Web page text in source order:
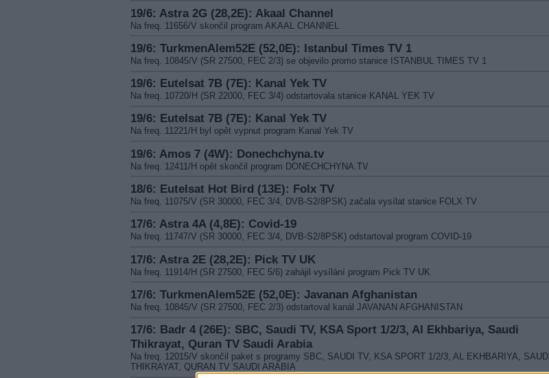
19/6: Astra 2G (28,2E): Akaal Channel
Na freq. 11656/V skončil program AKAAL CHANNEL
19/6: TurkmenAlem52E (52,0E): Istanbul Times TV 1
Na freq. 10845/V (SR 27500, FEC 2/3) se objevilo promo stanice ISTANBUL TIMES TV 1
19/6: Eutelsat 7B (7E): Kanal Yek TV
Na freq. 10720/H (SR 22000, FEC 3/4) odstartovala stanice KANAL YEK TV
19/6: Eutelsat 7B (7E): Kanal Yek TV
Na freq. 11221/H byl opět vypnut program Kanal Yek TV
19/6: Amos 7 (4W): Donechchyna.tv
Na freq. 12411/H opět skončil program DONECHCHYNA.TV
18/6: Eutelsat Hot Bird (13E): Folx TV
Na freq. 11075/V (SR 30000, FEC 3/4, DVB-S2/8PSK) začala vysílat stanice FOLX TV
17/6: Astra 4A (4,8E): Covid-19
Na freq. 11747/V (SR 30000, FEC 3/4, DVB-S2/8PSK) odstartoval program COVID-19
17/6: Astra 2E (28,2E): Pick TV UK
Na freq. 11914/H (SR 27500, FEC 5/6) zahájil vysílání program Pick TV UK
17/6: TurkmenAlem52E (52,0E): Javanan Afghanistan
Na freq. 10845/V (SR 27500, FEC 2/3) odstartoval kanál JAVANAN AFGHANISTAN
17/6: Badr 4 (26E): SBC, Saudi TV, KSA Sport 1/2/3, Al Ekhbariya, Saudi
Thikrayat, Quran TV Saudi Arabia
Na freq. 12015/V skončil paket s programy SBC, SAUDI TV, KSA SPORT 1/2/3, AL EKHBARIYA, SAUDI
THIKRAYAT, QURAN TV SAUDI ARABIA